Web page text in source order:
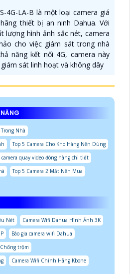
4G-LA-B là một loại camera giá
thiết bị an ninh Dahua. Với
lượng hình ảnh sắc nét, camera
cho việc giám sát trong nhà
năng kết nối 4G, camera này
sát linh hoạt và không dây
Nhà
Top 5 Camera Cho Kho Hàng Nên Dùng
quay video đóng hàng chi tiết
Top 5 Camera 2 Mắt Nên Mua
Nét
Camera Wifi Dahua Hình Ảnh 3K
Báo gia camera wifi Dahua
trộm
Camera Wifi Chính Hãng Kbone